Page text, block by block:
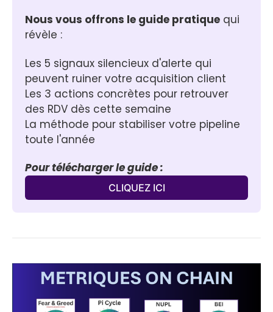
Nous vous offrons le guide pratique qui
révèle :
Les 5 signaux silencieux d'alerte qui
peuvent ruiner votre acquisition client
Les 3 actions concrètes pour retrouver
des RDV dès cette semaine
La méthode pour stabiliser votre pipeline
toute l'année
Pour télécharger le guide :
CLIQUEZ ICI